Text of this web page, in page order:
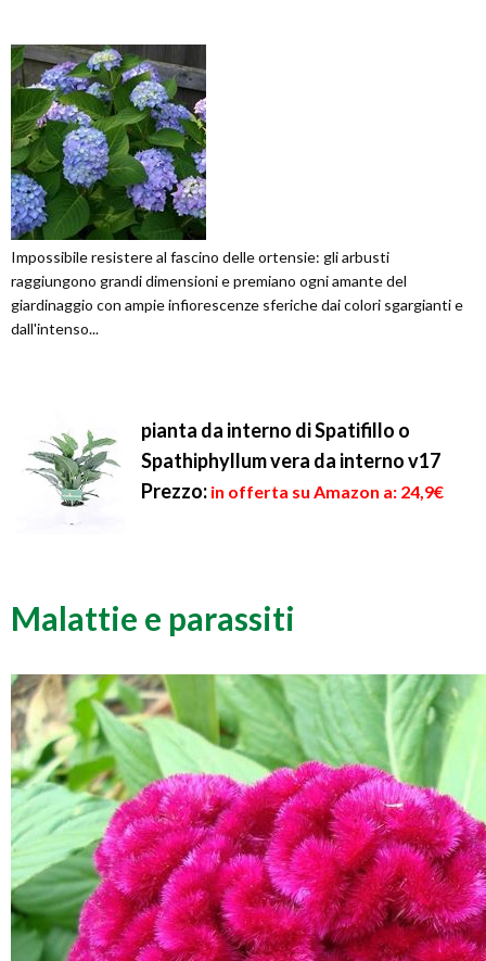
Impossibile resistere al fascino delle ortensie: gli arbusti
raggiungono grandi dimensioni e premiano ogni amante del
giardinaggio con ampie infiorescenze sferiche dai colori sgargianti e
dall'intenso...
pianta da interno di Spatifillo o
Spathiphyllum vera da interno v17
Prezzo: in offerta su Amazon a: 24,9€
Malattie e parassiti